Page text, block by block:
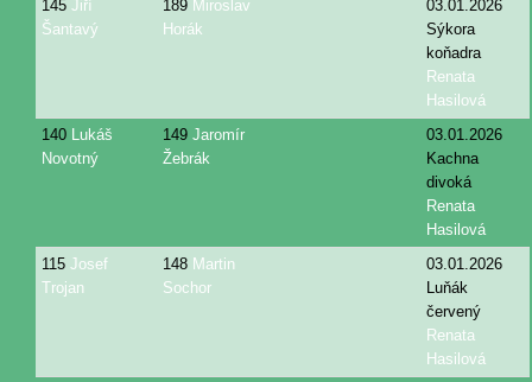
145 Jiří
Šantavý
189 Miroslav
Horák
03.01.2026
Sýkora
koňadra
Renata
Hasilová
140 Lukáš
Novotný
149 Jaromír
Žebrák
03.01.2026
Kachna
divoká
Renata
Hasilová
115 Josef
Trojan
148 Martin
Sochor
03.01.2026
Luňák
červený
Renata
Hasilová